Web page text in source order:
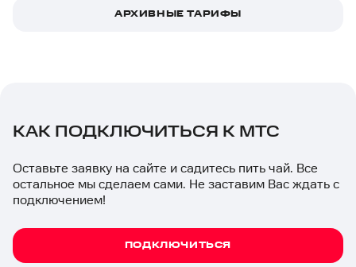
АРХИВНЫЕ ТАРИФЫ
КАК ПОДКЛЮЧИТЬСЯ К МТС
Оставьте заявку на сайте и садитесь пить чай. Все
остальное мы сделаем сами. Не заставим Вас ждать с
подключением!
ПОДКЛЮЧИТЬСЯ